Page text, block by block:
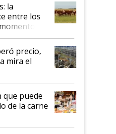
la
entre los
precio,
mira el
que puede
de la carne